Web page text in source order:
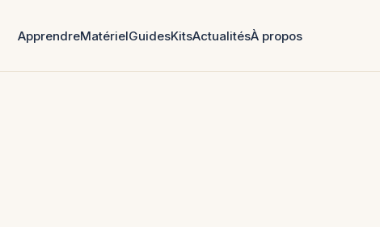
ApprendreMatérielGuidesKitsActualitésÀ propos